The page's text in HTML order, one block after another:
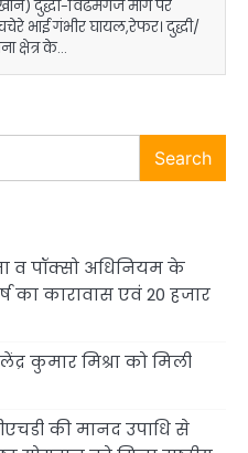
दुद्धी-विंढमगंज मार्ग पर
भाई गंभीर घायल,रेफर। दुद्धी/
क्षेत्र के…
Search
व पॉक्सो अधिनियम के
का कारावास एवं 20 हजार
कुमार मिश्रा को मिली
की मानद उपाधि से